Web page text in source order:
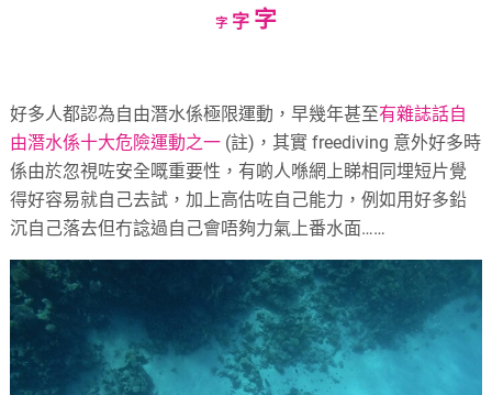
字Decrease
字Reset
字Increase
好多人都認為自由潛水係極限運動，早幾年甚至有雜誌話自
由潛水係十大危險運動之一 (註)，其實 freediving 意外好多時
係由於忽視咗安全嘅重要性，有啲人喺網上睇相同埋短片覺
得好容易就自己去試，加上高估咗自己能力，例如用好多鉛
沉自己落去但冇諗過自己會唔夠力氣上番水面……